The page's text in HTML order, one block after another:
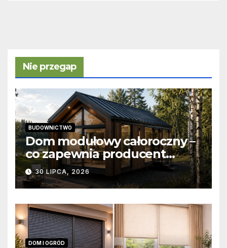
Nie przegap
BUDOWNICTWO
Dom modułowy całoroczny –
co zapewnia producent
domów modułowych?
30 LIPCA, 2026
DOM I OGRÓD